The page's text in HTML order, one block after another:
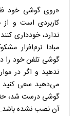
«روی گوشی خود
کاربردی است و از
ندارد، خودداری
مبادا نرم‌افزار
گوشی تلفن خود را
ندهید و اگر در
می‌دهید سعی کنید
گوشی درست شد،
آن نصب نشده